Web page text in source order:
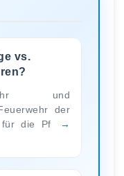
vs.
und
der
für die Pf